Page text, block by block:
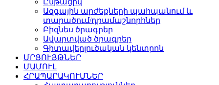
Ազգային արժեքների պահպանում և
տարածում/դրամաշնորհներ
Բիզնես ծրագրեր
Ավարտված ծրագրեր
Գիտավերլուծական կենտրոն
ՄՐՑՈՒՅԹՆԵՐ
ՄԱՄՈՒԼ
ՀՐԱՊԱՐԱԿՈՒՄՆԵՐ